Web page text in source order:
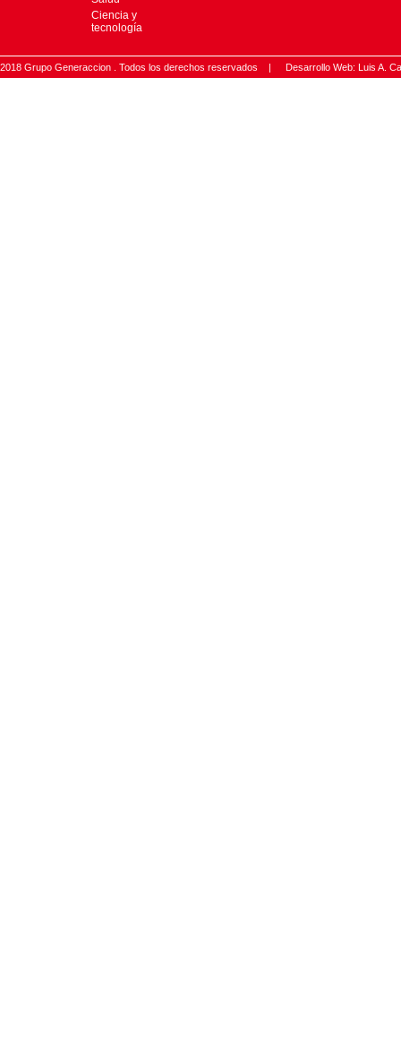
Ciencia y
tecnología
2018 Grupo Generaccion . Todos los derechos reservados | Desarrollo Web: Luis